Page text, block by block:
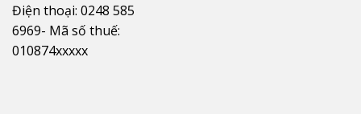
Điện thoại: 0248 585
6969- Mã số thuế:
010874xxxxx